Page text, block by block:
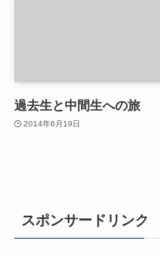
過去生と中間生への旅
2014年6月19日
スポンサードリンク